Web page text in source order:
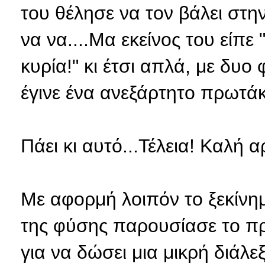
του θέλησε να τον βάλει
να να....Μα εκείνος του
κυρία!" κι έτσι απλά, με δυο
έγινε ένα ανεξάρτητο
Πάει κι αυτό...Τέλεια! Καλή
Με αφορμή λοιπόν το
της φύσης παρουσίασε το
για να δώσει μια μικρή